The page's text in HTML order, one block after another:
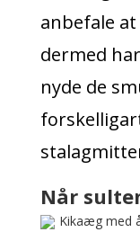
anbefale
dermed
nyde de
Når